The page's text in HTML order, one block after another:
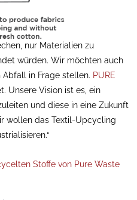
nur Materialien zu
würden. Wir möchten auch
in Frage stellen. PURE
Unsere Vision ist es, ein
und diese in eine Zukunft
wollen das Textil-Upcycling
Stoffe von Pure Waste